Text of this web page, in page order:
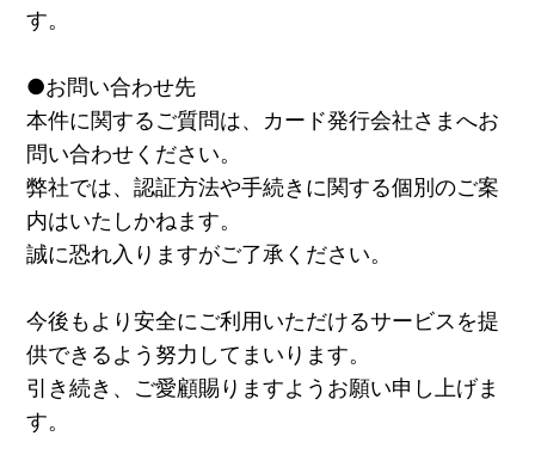
す。
●お問い合わせ先
本件に関するご質問は、カード発行会社さまへお
問い合わせください。
弊社では、認証方法や手続きに関する個別のご案
内はいたしかねます。
誠に恐れ入りますがご了承ください。
今後もより安全にご利用いただけるサービスを提
供できるよう努力してまいります。
引き続き、ご愛顧賜りますようお願い申し上げま
す。